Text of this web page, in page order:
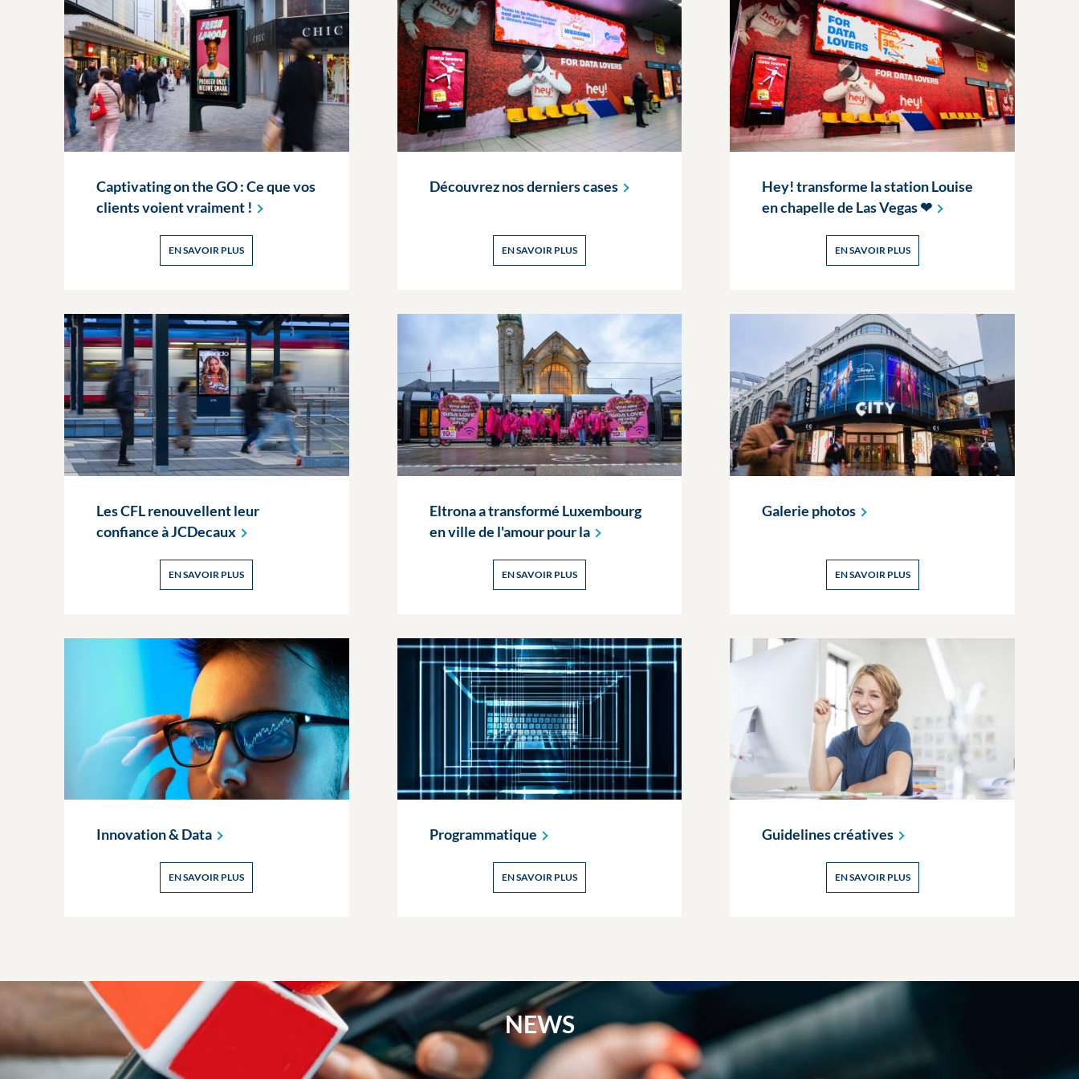
Captivating on the GO : Ce que vos
clients voient vraiment !
EN SAVOIR PLUS
Découvrez nos dernierscases
EN SAVOIR PLUS
Hey! transforme la station Louise
en chapelle de Las Vegas❤
EN SAVOIR PLUS
Les CFL renouvellent leur
confiance àJCDecaux
EN SAVOIR PLUS
Eltrona a transformé Luxembourg
en ville de l'amour pourla
EN SAVOIR PLUS
Galerie photos
EN SAVOIR PLUS
Innovation & Data
EN SAVOIR PLUS
Programmatique
EN SAVOIR PLUS
Guidelinescréatives
EN SAVOIR PLUS
NEWS